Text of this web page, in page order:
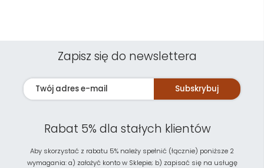
Zapisz się do newslettera
Subskrybuj
Rabat 5% dla stałych klientów
Aby skorzystać z rabatu 5% należy spełnić (łącznie) poniższe 2
wymagania: a) założyć konto w Sklepie; b) zapisać się na usługę